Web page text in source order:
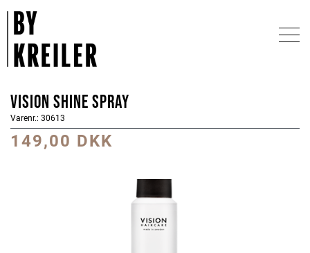
Vision Shine Spray
Varenr.: 30613
149,00 DKK